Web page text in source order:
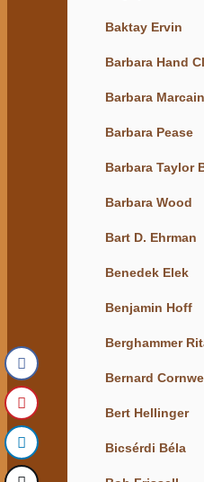
Baktay Ervin
Barbara Hand
Barbara
Barbara Pease
Barbara Taylor
Barbara Wood
Bart D. Ehrman
Benedek Elek
Benjamin Hoff
Berghammer
Bernard
Bert Hellinger
Bicsérdi Béla